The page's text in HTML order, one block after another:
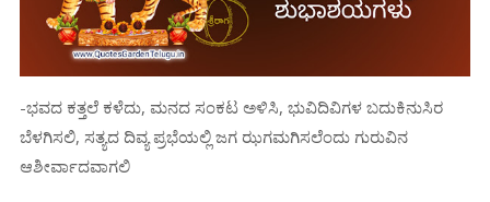
-ಭವದ ಕತ್ತಲೆ ಕಳೆದು, ಮನದ ಸಂಕಟ ಅಳಿಸಿ, ಭುವಿದಿವಿಗಳ ಬದುಕಿನುಸಿರ
ಬೆಳಗಿಸಲಿ, ಸತ್ಯದ ದಿವ್ಯ ಪ್ರಭೆಯಲ್ಲಿ ಜಗ ಝಗಮಗಿಸಲೆಂದು ಗುರುವಿನ
ಆಶೀರ್ವಾದವಾಗಲಿ